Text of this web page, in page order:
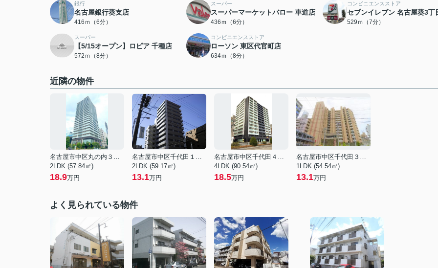
銀行
名古屋銀行葵支店
416ｍ（6分）
スーパー
スーパーマーケットバロー 車道店
436ｍ（6分）
コンビニエンスストア
セブンイレブン 名古屋葵3丁
529ｍ（7分）
スーパー
【5/15オープン】ロピア 千種店
572ｍ（8分）
コンビニエンスストア
ローソン 東区代官町店
634ｍ（8分）
近隣の物件
名古屋市中区丸の内３丁目
2LDK (57.84㎡)
18.9万円
名古屋市中区千代田１丁目
2LDK (59.17㎡)
13.1万円
名古屋市中区千代田４丁目
4LDK (90.54㎡)
18.5万円
名古屋市中区千代田３丁目
1LDK (54.54㎡)
13.1万円
よく見られている物件